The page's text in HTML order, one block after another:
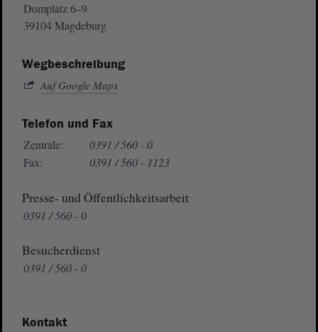
Domplatz 6–9
39104 Magdeburg
Wegbeschreibung
Auf Google Maps
Telefon und Fax
Zentrale:
0391 / 560 - 0
Fax:
0391 / 560 - 1123
Presse- und Öffentlichkeitsarbeit
0391 / 560 - 0
Besucherdienst
0391 / 560 - 0
Kontakt